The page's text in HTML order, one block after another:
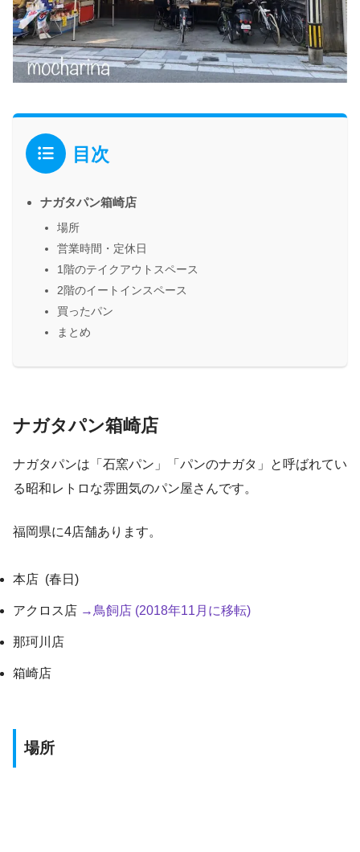
目次
ナガタパン箱崎店
場所
営業時間・定休日
1階のテイクアウトスペース
2階のイートインスペース
買ったパン
まとめ
ナガタパン箱崎店
ナガタパンは「石窯パン」「パンのナガタ」と呼ばれてい
る昭和レトロな雰囲気のパン屋さんです。
福岡県に4店舗あります。
本店 (春日)
アクロス店 → 鳥飼店 (2018年11 月に移転)
那珂川店
箱崎店
場所